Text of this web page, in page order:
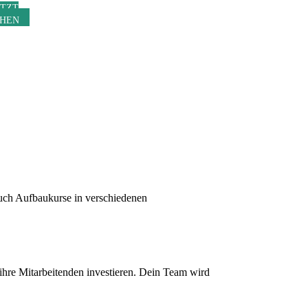
Aufbaukurse in verschiedenen
Mitarbeitenden investieren. Dein Team wird